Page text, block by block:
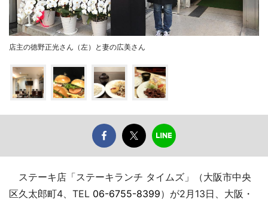
店主の徳野正光さん（左）と妻の広美さん
ステーキ店「ステーキランチ タイムズ」（大阪市中央
区久太郎町4、TEL 06-6755-8399）が2月13日、大阪・